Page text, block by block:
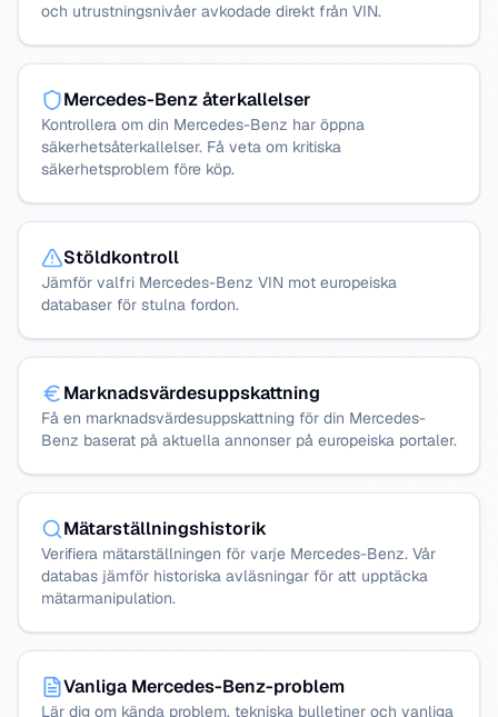
och utrustningsnivåer avkodade direkt från VIN.
Mercedes-Benz återkallelser
Kontrollera om din Mercedes-Benz har öppna
säkerhetsåterkallelser. Få veta om kritiska
säkerhetsproblem före köp.
Stöldkontroll
Jämför valfri Mercedes-Benz VIN mot europeiska
databaser för stulna fordon.
Marknadsvärdesuppskattning
Få en marknadsvärdesuppskattning för din Mercedes-
Benz baserat på aktuella annonser på europeiska portaler.
Mätarställningshistorik
Verifiera mätarställningen för varje Mercedes-Benz. Vår
databas jämför historiska avläsningar för att upptäcka
mätarmanipulation.
Vanliga Mercedes-Benz-problem
Lär dig om kända problem, tekniska bulletiner och vanliga